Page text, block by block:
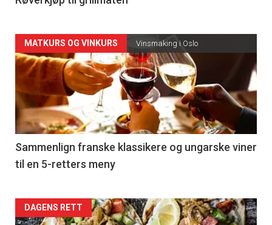
Forsiden
akkurat
nå
-
5
MATKURS OG VINKURS Vinsmaking i Oslo
Sammenlign franske klassikere og ungarske viner
til en 5-retters meny
Forsiden
DAGENS RETT